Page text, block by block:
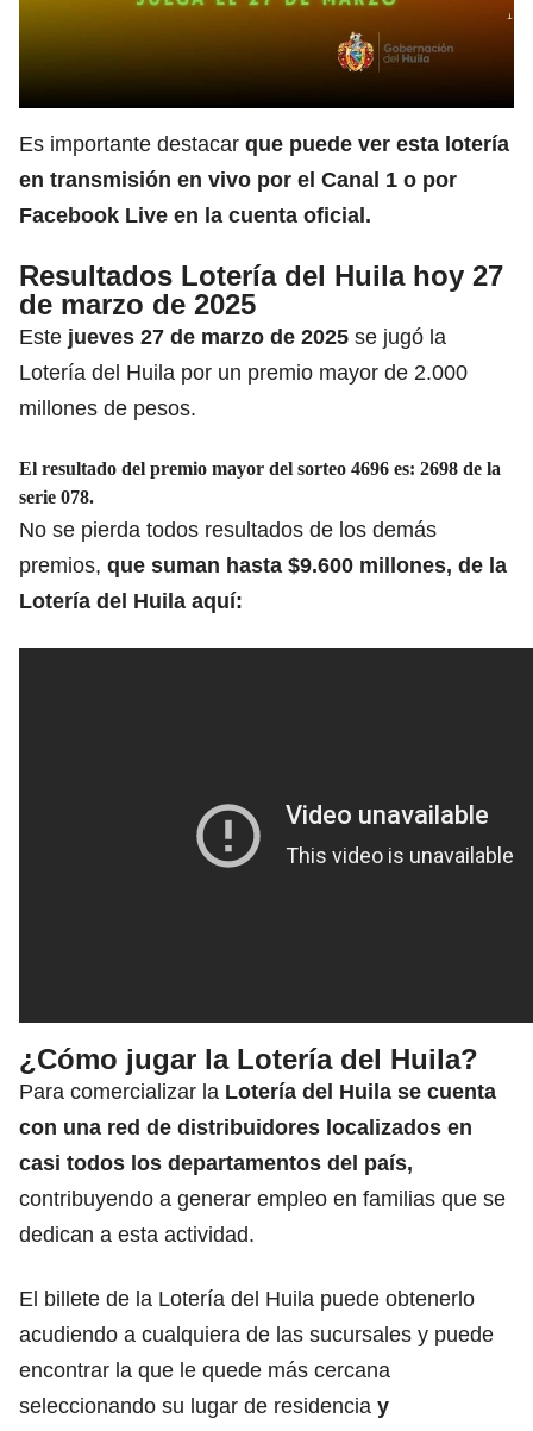
Es importante destacar que puede ver esta lotería
en transmisión en vivo por el Canal 1 o por
Facebook Live en la cuenta oficial.
Resultados Lotería del Huila hoy 27
de marzo de 2025
Este jueves 27 de marzo de 2025 se jugó la
Lotería del Huila por un premio mayor de 2.000
millones de pesos.
El resultado del premio mayor del sorteo 4696 es: 2698 de la
serie 078.
No se pierda todos resultados de los demás
premios, que suman hasta $9.600 millones, de la
Lotería del Huila aquí:
¿Cómo jugar la Lotería del Huila?
Para comercializar la Lotería del Huila se cuenta
con una red de distribuidores localizados en
casi todos los departamentos del país,
contribuyendo a generar empleo en familias que se
dedican a esta actividad.
El billete de la Lotería del Huila puede obtenerlo
acudiendo a cualquiera de las sucursales y puede
encontrar la que le quede más cercana
seleccionando su lugar de residencia y